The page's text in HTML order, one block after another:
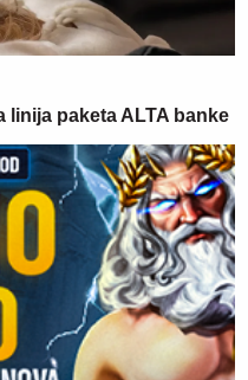
linija paketa ALTA banke